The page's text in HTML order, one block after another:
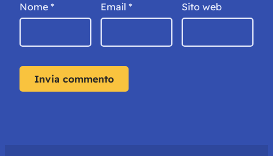
Nome * Email * Sito web